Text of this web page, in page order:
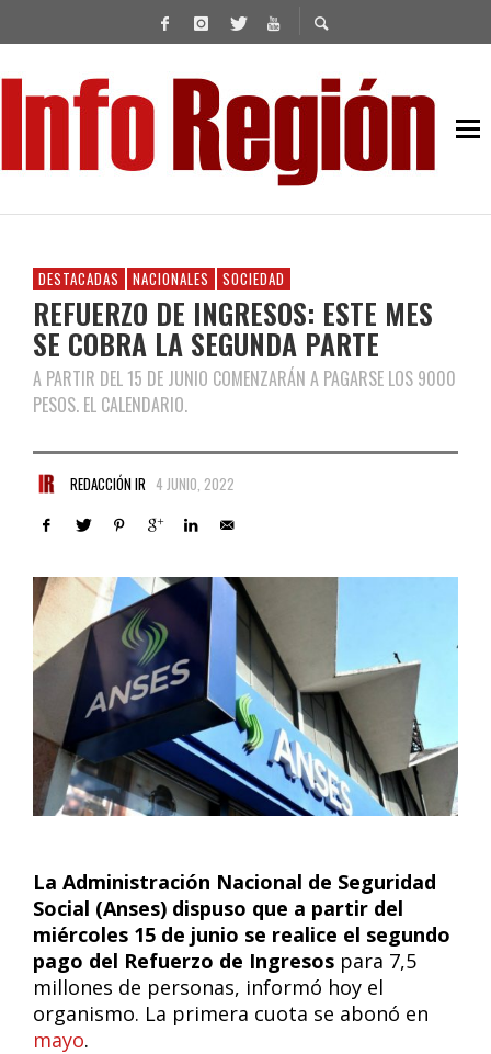
DESTACADAS NACIONALES SOCIEDAD
REFUERZO DE INGRESOS: ESTE MES
SE COBRA LA SEGUNDA PARTE
A PARTIR DEL 15 DE JUNIO COMENZARÁN A PAGARSE LOS 9000
PESOS. EL CALENDARIO.
REDACCIÓN IR 4 JUNIO, 2022
La Administración Nacional de Seguridad
Social (Anses) dispuso que a partir del
miércoles 15 de junio se realice el segundo
pago del Refuerzo de Ingresos para 7,5
millones de personas, informó hoy el
organismo. La primera cuota se abonó en
mayo.